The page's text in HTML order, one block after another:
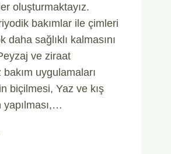
oluşturmaktayız.
bakımlar ile çimleri
daha sağlıklı kalmasını
ve ziraat
uygulamaları
biçilmesi, Yaz ve kış
yapılması,…